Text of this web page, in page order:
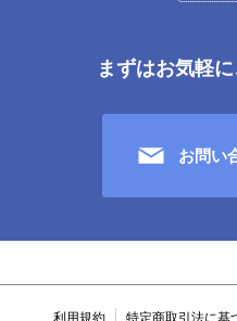
まずはお気軽に
お問い